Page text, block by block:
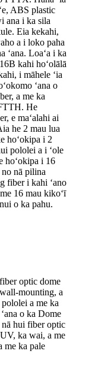
ABS plastic
ana i ka sila
Eia kekahi,
a i loko paha
ʻana. Loaʻa i ka
kahi hoʻolālā
i māhele ʻia
ʻana o
a me ka
He
e maʻalahi ai
he 2 mau lua
hoʻokipa i 2
pololei a i ʻole
hoʻokipa i 16
nā pilina
fiber i kahi ʻano
16 mau kikoʻī
o ka pahu.
optic dome
mounting, a
a me ka
o ka Dome
nā hui fiber optic
ka wai, a me
me ka pale